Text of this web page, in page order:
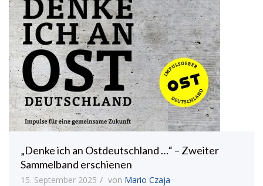
„Denke ich an Ostdeutschland …“ – Zweiter
Sammelband erschienen
15. September 2025 von Mario Czaja